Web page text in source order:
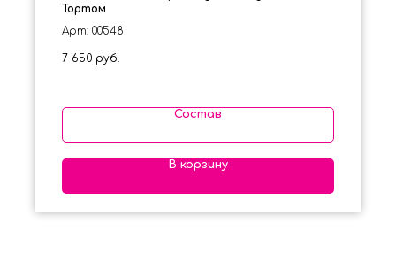
Тортом
Арт: 00548
7 650 руб.
Состав
В корзину